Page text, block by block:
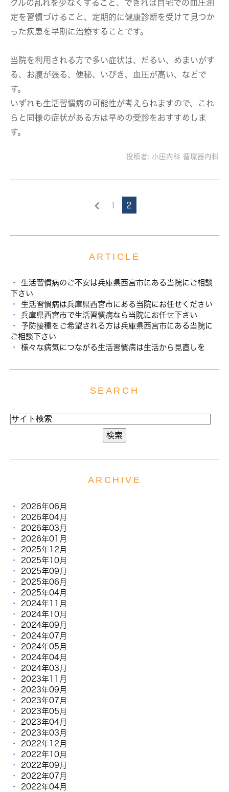
クルの乱れを少なくすること、できれば自宅での血圧測
定を習慣づけること、定期的に健康診断を受けて見つか
った疾患を早期に治療することです。
当院を利用される方で多い症状は、だるい、めまいがす
る、お腹が張る、便秘、いびき、血圧が高い、などで
す。
いずれも生活習慣病の可能性が考えられますので、これ
らと同様の症状がある方は早めの受診をおすすめしま
す。
投稿者: 小田内科 循環器内科
1 2
ARTICLE
生活習慣病のご不安は兵庫県西宮市にある当院にご相談
下さい
生活習慣病は兵庫県西宮市にある当院にお任せください
兵庫県西宮市で生活習慣病なら当院にお任せ下さい
予防接種をご希望される方は兵庫県西宮市にある当院に
ご相談下さい
様々な病気につながる生活習慣病は生活から見直しを
SEARCH
ARCHIVE
2026年06月
2026年04月
2026年03月
2026年01月
2025年12月
2025年10月
2025年09月
2025年06月
2025年04月
2024年11月
2024年10月
2024年09月
2024年07月
2024年05月
2024年04月
2024年03月
2023年11月
2023年09月
2023年07月
2023年05月
2023年04月
2023年03月
2022年12月
2022年10月
2022年09月
2022年07月
2022年04月